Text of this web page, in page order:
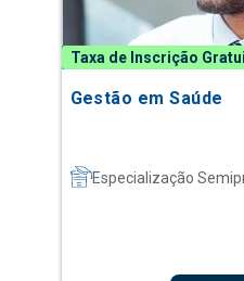
Taxa de Inscrição
Gestão em Saúde
Especialização